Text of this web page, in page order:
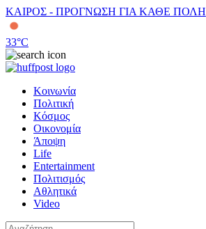
ΚΑΙΡΟΣ - ΠΡΟΓΝΩΣΗ ΓΙΑ ΚΑΘΕ ΠΟΛΗ
33°C
Κοινωνία
Πολιτική
Κόσμος
Οικονομία
Άποψη
Life
Entertainment
Πολιτισμός
Αθλητικά
Video